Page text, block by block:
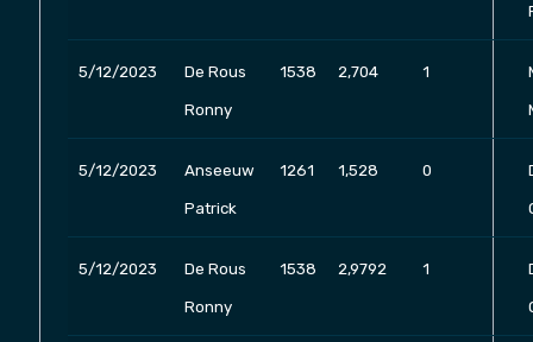
5/12/2023 De Rous
Ronny
1538 2,704 1
5/12/2023 Anseeuw
Patrick
1261 1,528 0
5/12/2023 De Rous
Ronny
1538 2,9792 1